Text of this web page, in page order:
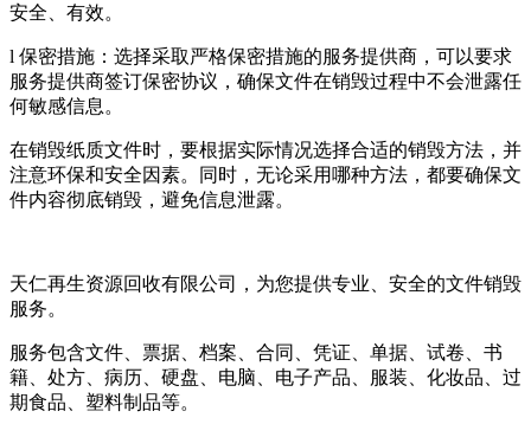
安全、有效。
l 保密措施：选择采取严格保密措施的服务提供商，可以要求
服务提供商签订保密协议，确保文件在销毁过程中不会泄露任
何敏感信息。
在销毁纸质文件时，要根据实际情况选择合适的销毁方法，并
注意环保和安全因素。同时，无论采用哪种方法，都要确保文
件内容彻底销毁，避免信息泄露。
天仁再生资源回收有限公司，为您提供专业、安全的文件销毁
服务。
服务包含文件、票据、档案、合同、凭证、单据、试卷、书
籍、处方、病历、硬盘、电脑、电子产品、服装、化妆品、过
期食品、塑料制品等。